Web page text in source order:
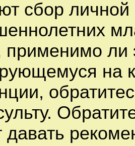
сбор
ли
на
давать